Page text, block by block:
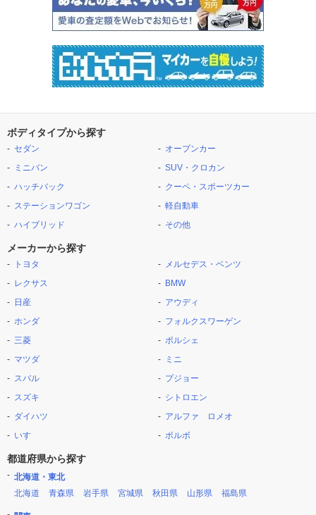
ボディタイプから探す
セダン
ミニバン
ハッチバック
ステーションワゴン
ハイブリッド
オープンカー
SUV・クロカン
クーペ・スポーツカー
軽自動車
その他
メーカーから探す
トヨタ
レクサス
日産
ホンダ
三菱
マツダ
スバル
スズキ
ダイハツ
いすゞ
メルセデス・ベンツ
BMW
アウディ
フォルクスワーゲン
ポルシェ
ミニ
プジョー
シトロエン
アルファ ロメオ
ボルボ
都道府県から探す
北海道・東北
北海道
青森県 岩手県 宮城県 秋田県 山形県 福島県